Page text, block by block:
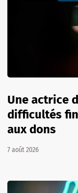
Une actrice
difficultés
aux dons
7 août 2026